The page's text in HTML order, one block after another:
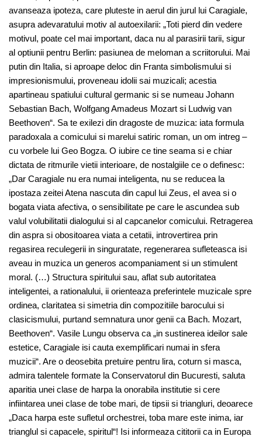
avanseaza ipoteza, care pluteste in aerul din jurul lui Caragiale,
asupra adevaratului motiv al autoexilarii: „Toti pierd din vedere
motivul, poate cel mai important, daca nu al parasirii tarii, sigur
al optiunii pentru Berlin: pasiunea de meloman a scriitorului. Mai
putin din Italia, si aproape deloc din Franta simbolismului si
impresionismului, proveneau idolii sai muzicali; acestia
apartineau spatiului cultural germanic si se numeau Johann
Sebastian Bach, Wolfgang Amadeus Mozart si Ludwig van
Beethoven“. Sa te exilezi din dragoste de muzica: iata formula
paradoxala a comicului si marelui satiric roman, un om intreg –
cu vorbele lui Geo Bogza. O iubire ce tine seama si e chiar
dictata de ritmurile vietii interioare, de nostalgiile ce o definesc:
„Dar Caragiale nu era numai inteligenta, nu se reducea la
ipostaza zeitei Atena nascuta din capul lui Zeus, el avea si o
bogata viata afectiva, o sensibilitate pe care le ascundea sub
valul volubilitatii dialogului si al capcanelor comicului. Retragerea
din aspra si obositoarea viata a cetatii, introvertirea prin
regasirea reculegerii in singuratate, regenerarea sufleteasca isi
aveau in muzica un generos acompaniament si un stimulent
moral. (…) Structura spiritului sau, aflat sub autoritatea
inteligentei, a rationalului, ii orienteaza preferintele muzicale spre
ordinea, claritatea si simetria din compozitiile barocului si
clasicismului, purtand semnatura unor genii ca Bach. Mozart,
Beethoven“. Vasile Lungu observa ca „in sustinerea ideilor sale
estetice, Caragiale isi cauta exemplificari numai in sfera
muzicii“. Are o deosebita pretuire pentru lira, coturn si masca,
admira talentele formate la Conservatorul din Bucuresti, saluta
aparitia unei clase de harpa la onorabila institutie si cere
infiintarea unei clase de tobe mari, de tipsii si triangluri, deoarece
„Daca harpa este sufletul orchestrei, toba mare este inima, iar
trianglul si capacele, spiritul“! Isi informeaza cititorii ca in Europa